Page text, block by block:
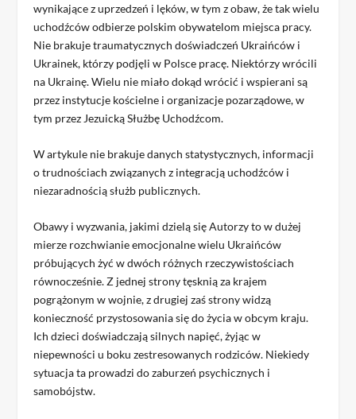
wynikające z uprzedzeń i lęków, w tym z obaw, że tak wielu
uchodźców odbierze polskim obywatelom miejsca pracy.
Nie brakuje traumatycznych doświadczeń Ukraińców i
Ukrainek, którzy podjęli w Polsce pracę. Niektórzy wrócili
na Ukrainę. Wielu nie miało dokąd wrócić i wspierani są
przez instytucje kościelne i organizacje pozarządowe, w
tym przez Jezuicką Służbę Uchodźcom.
W artykule nie brakuje danych statystycznych, informacji
o trudnościach związanych z integracją uchodźców i
niezaradnością służb publicznych.
Obawy i wyzwania, jakimi dzielą się Autorzy to w dużej
mierze rozchwianie emocjonalne wielu Ukraińców
próbujących żyć w dwóch różnych rzeczywistościach
równocześnie. Z jednej strony tęsknią za krajem
pogrążonym w wojnie, z drugiej zaś strony widzą
konieczność przystosowania się do życia w obcym kraju.
Ich dzieci doświadczają silnych napięć, żyjąc w
niepewności u boku zestresowanych rodziców. Niekiedy
sytuacja ta prowadzi do zaburzeń psychicznych i
samobójstw.